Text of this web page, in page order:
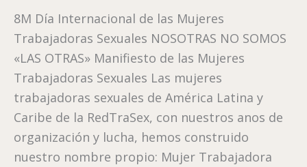
8M Día Internacional de las Mujeres
Trabajadoras Sexuales NOSOTRAS NO SOMOS
«LAS OTRAS» Manifiesto de las Mujeres
Trabajadoras Sexuales Las mujeres
trabajadoras sexuales de América Latina y
Caribe de la RedTraSex, con nuestros anos de
organización y lucha, hemos construido
nuestro nombre propio: Mujer Trabajadora
otras»
#8M